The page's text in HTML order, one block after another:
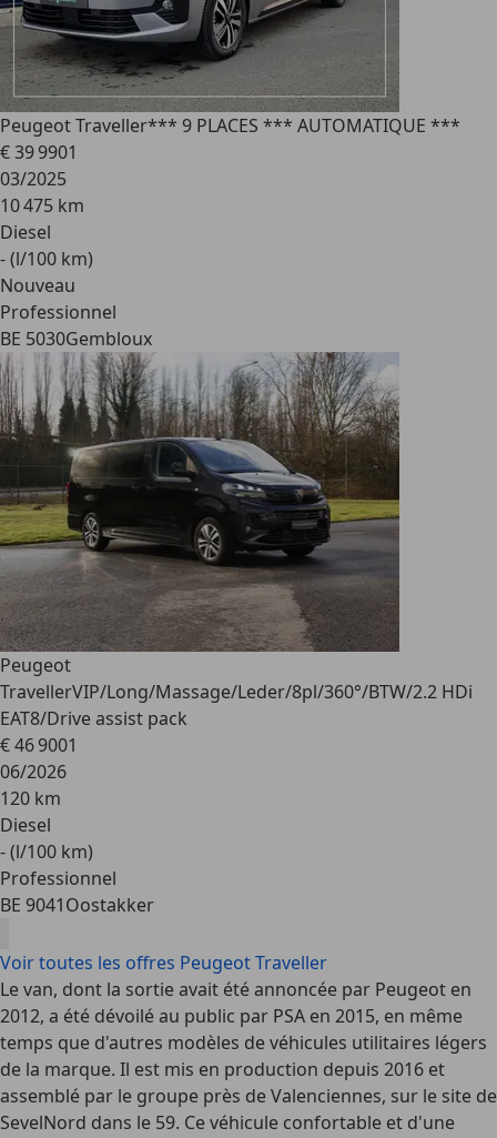
Peugeot Traveller*** 9 PLACES *** AUTOMATIQUE ***
€ 39 9901
03/2025
10 475 km
Diesel
- (l/100 km)
Nouveau
Professionnel
BE 5030Gembloux
Peugeot
TravellerVIP/Long/Massage/Leder/8pl/360°/BTW/2.2 HDi
EAT8/Drive assist pack
€ 46 9001
06/2026
120 km
Diesel
- (l/100 km)
Professionnel
BE 9041Oostakker
Voir toutes les offres Peugeot Traveller
Le van, dont la sortie avait été annoncée par Peugeot en
2012, a été dévoilé au public par PSA en 2015, en même
temps que d'autres modèles de véhicules utilitaires légers
de la marque. Il est mis en production depuis 2016 et
assemblé par le groupe près de Valenciennes, sur le site de
SevelNord dans le 59. Ce véhicule confortable et d'une